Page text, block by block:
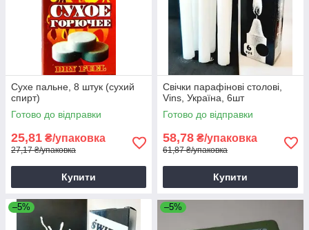
Сухе пальне, 8 штук (сухий
спирт)
Готово до відправки
25,81 ₴/упаковка
27,17 ₴/упаковка
Купити
Свічки парафінові столові,
Vins, Україна, 6шт
Готово до відправки
58,78 ₴/упаковка
61,87 ₴/упаковка
Купити
–5% –5%